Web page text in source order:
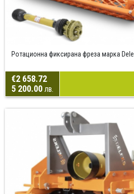
Ротационна фиксирана фреза марка
€2 658.72
5 200.00 лв.